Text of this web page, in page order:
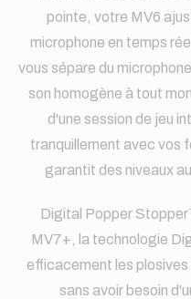
pointe, votre MV6
microphone en temps
vous sépare du
son homogène à tout
d'une session de jeu
tranquillement avec vos
garantit des niveaux
Digital Popper
MV7+, la technologie
efficacement les
sans avoir besoin